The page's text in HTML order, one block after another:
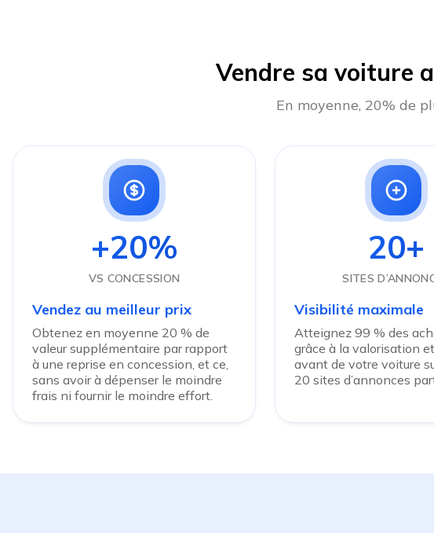
Vendre sa voiture
En moyenne, 20% de
+20%
VS CONCESSION
Vendez au meilleur prix
Obtenez en moyenne 20 % de
valeur supplémentaire par rapport
à une reprise en concession, et ce,
sans avoir à dépenser le moindre
frais ni fournir le moindre effort.
20+
SITES
Visibilité maximale
Atteignez 99 % des
grâce à la valorisation
avant de votre voiture
20 sites d’annonces